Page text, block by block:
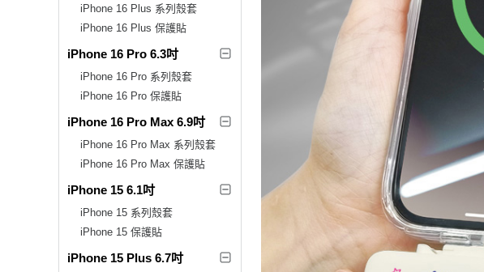
iPhone 16 Plus 系列殼套
iPhone 16 Plus 保護貼
iPhone 16 Pro 6.3吋
iPhone 16 Pro 系列殼套
iPhone 16 Pro 保護貼
iPhone 16 Pro Max 6.9吋
iPhone 16 Pro Max 系列殼套
iPhone 16 Pro Max 保護貼
iPhone 15 6.1吋
iPhone 15 系列殼套
iPhone 15 保護貼
iPhone 15 Plus 6.7吋